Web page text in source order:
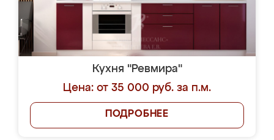
Кухня "Ревмира"
Цена: от 35 000 руб. за п.м.
ПОДРОБНЕЕ